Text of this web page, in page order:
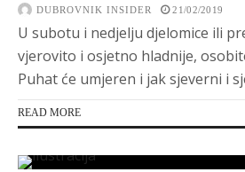
DUBROVNIK INSIDER 21/02/2019
U subotu i nedjelju djelomice ili
vjerovito i osjetno hladnije,
Puhat će umjeren i jak sjeverni i
READ MORE